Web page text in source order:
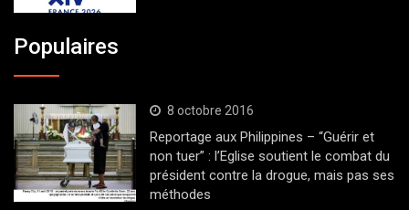
Populaires
8 octobre 2016
Reportage aux Philippines – “Guérir et
non tuer” : l’Eglise soutient le combat du
président contre la drogue, mais pas ses
méthodes